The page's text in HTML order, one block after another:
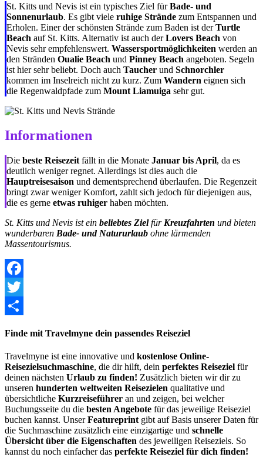
St. Kitts und Nevis ist ein typisches Ziel fürBade- und
Sonnenurlaub. Es gibt viele ruhige Strände zum Entspannen und
Erholen. Einer der schönsten Strände zum Baden ist derTurtle
Beach auf St. Kitts. Alternativ ist auch derLovers Beach von
Nevis sehr empfehlenswert. Wassersportmöglichkeiten werden an
den Stränden Oualie Beach und Pinney Beach angeboten. Segeln
ist hier sehr beliebt. Doch auch Taucher und Schnorchler
kommen im Inselreich nicht zu kurz. Zum Wandern eignen sich
die Regenwaldpfade zum Mount Liamuiga sehr gut.
Informationen
Die beste Reisezeit fällt in die Monate Januar bis April, da es
deutlich weniger regnet. Allerdings ist dies auch die
Hauptreisesaison und dementsprechend überlaufen. Die Regenzeit
bringt zwar weniger Komfort, zahlt sich jedoch für diejenigen aus,
die es gerne etwas ruhiger haben möchten.
St. Kitts und Nevis ist ein beliebtes Zielfür Kreuzfahrten und bieten
wunderbaren Bade- und Natururlaub ohne lärmenden
Massentourismus.
Facebook
Twitter
Finde mit Travelmyne dein passendes Reiseziel
Travelmyne ist eine innovative und kostenlose Online-
Reisezielsuchmaschine, die dir hilft, dein perfektes Reiseziel für
deinen nächsten Urlaub zu finden! Zusätzlich bieten wir dir zu
unseren hunderten weltweiten Reisezielen qualitative und
übersichtliche Kurzreiseführer an und zeigen, bei welcher
Buchungsseite du die besten Angebote für das jeweilige Reiseziel
buchen kannst. UnserFeatureprint gibt auf Basis unserer Daten für
die Suchmaschine zusätzlich eine einzigartige und schnelle
Übersicht über die Eigenschaften des jeweiligen Reiseziels. So
kannst du noch einfacher das perfekte Reiseziel für dich finden!